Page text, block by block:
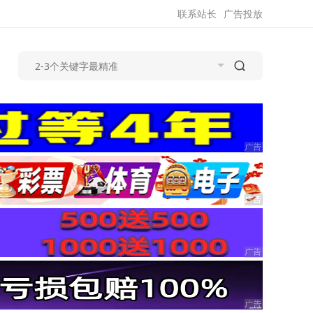
广告投放
联系站长